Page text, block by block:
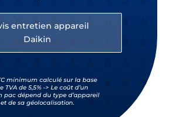
entretien appareil
Daikin
minimum calculé sur la base
TVA de 5,5% -> Le coût d’un
pac dépend du type d’appareil
et de sa géolocalisation.